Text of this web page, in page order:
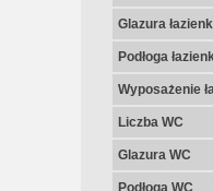
Glazura
Podłoga
Wyposażenie
Liczba WC
Glazura WC
Podłoga WC